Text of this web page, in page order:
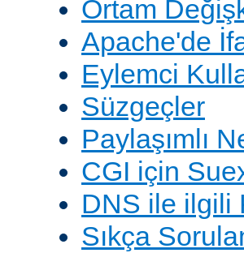
Ortam
Apache'de
Eylemci
Süzgeçler
Paylaşımlı
CGI için
DNS ile ilgili
Sıkça